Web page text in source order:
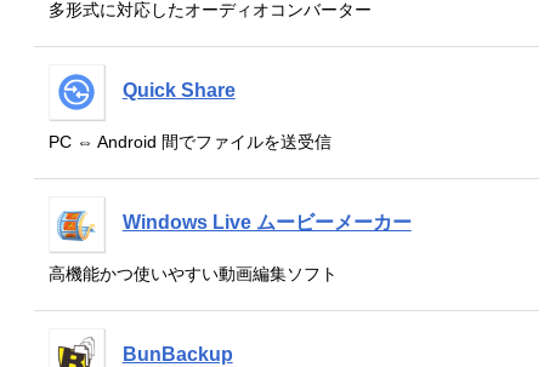
多形式に対応したオーディオコンバーター
Quick Share
PC ⇔ Android 間でファイルを送受信
Windows Live ムービーメーカー
高機能かつ使いやすい動画編集ソフト
BunBackup